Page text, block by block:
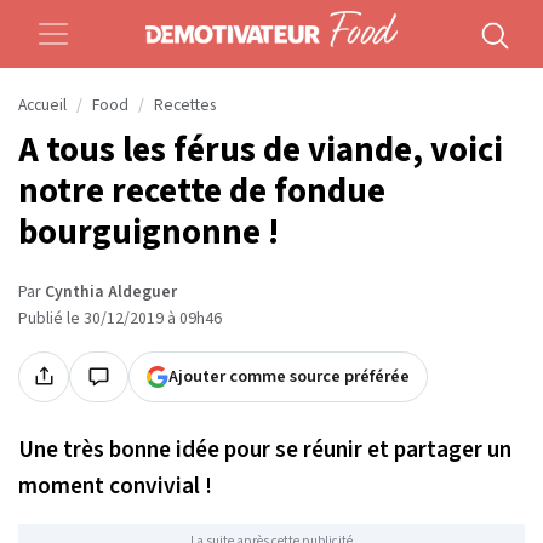
Accueil Food Recettes
A tous les férus de viande, voici
notre recette de fondue
bourguignonne !
Par Cynthia Aldeguer
Publié le 30/12/2019 à 09h46
Ajouter comme source préférée
Une très bonne idée pour se réunir et partager un
moment convivial !